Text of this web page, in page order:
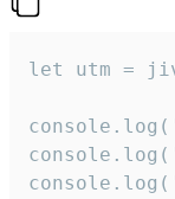
let utm =